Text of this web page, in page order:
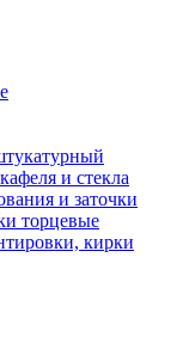
и стекла
и заточки
торцевые
кирки